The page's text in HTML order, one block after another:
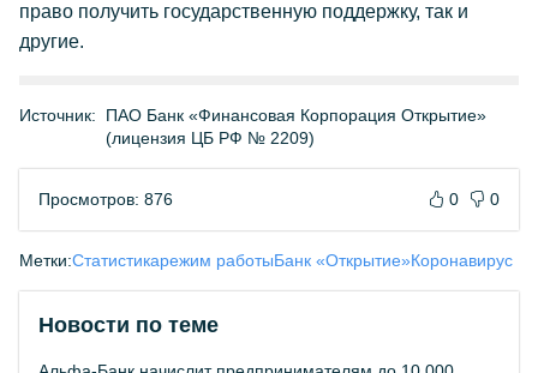
право получить государственную поддержку, так и
другие.
Источник:
ПАО Банк «Финансовая Корпорация Открытие»
(лицензия ЦБ РФ № 2209)
Просмотров: 876 0 0
Метки:Статистикарежим работыБанк «Открытие»Коронавирус
Новости по теме